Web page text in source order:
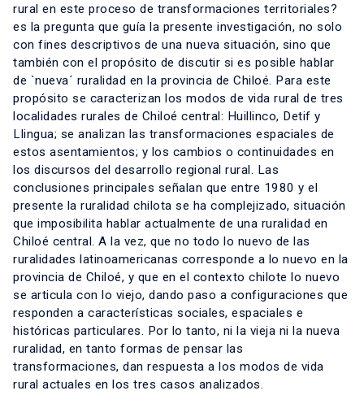
rural en este proceso de transformaciones territoriales?
es la pregunta que guía la presente investigación, no solo
con fines descriptivos de una nueva situación, sino que
también con el propósito de discutir si es posible hablar
de `nueva´ ruralidad en la provincia de Chiloé. Para este
propósito se caracterizan los modos de vida rural de tres
localidades rurales de Chiloé central: Huillinco, Detif y
Llingua; se analizan las transformaciones espaciales de
estos asentamientos; y los cambios o continuidades en
los discursos del desarrollo regional rural. Las
conclusiones principales señalan que entre 1980 y el
presente la ruralidad chilota se ha complejizado, situación
que imposibilita hablar actualmente de una ruralidad en
Chiloé central. A la vez, que no todo lo nuevo de las
ruralidades latinoamericanas corresponde a lo nuevo en la
provincia de Chiloé, y que en el contexto chilote lo nuevo
se articula con lo viejo, dando paso a configuraciones que
responden a características sociales, espaciales e
históricas particulares. Por lo tanto, ni la vieja ni la nueva
ruralidad, en tanto formas de pensar las
transformaciones, dan respuesta a los modos de vida
rural actuales en los tres casos analizados.